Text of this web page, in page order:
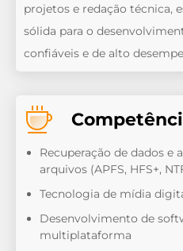
projetos e redação técnica,
sólida para o
confiáveis e de alto
Recuperação de dados e
arquivos (APFS, HFS+,
Tecnologia de mídia
Desenvolvimento de
multiplataforma